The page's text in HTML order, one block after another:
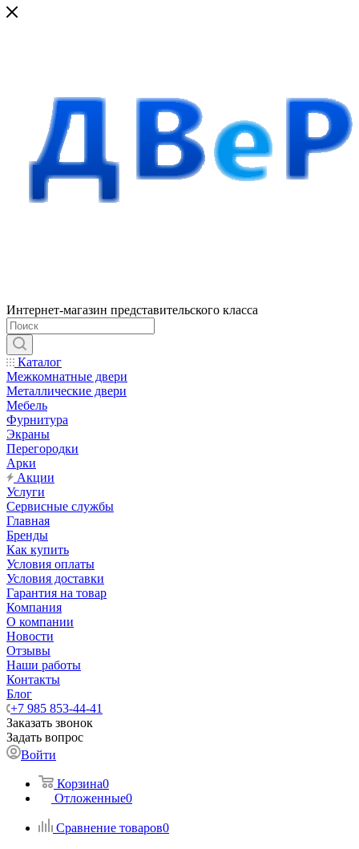
Интернет-магазин представительского класса
Каталог
Межкомнатные двери
Металлические двери
Мебель
Фурнитура
Экраны
Перегородки
Арки
Акции
Услуги
Сервисные службы
Главная
Бренды
Как купить
Условия оплаты
Условия доставки
Гарантия на товар
Компания
О компании
Новости
Отзывы
Наши работы
Контакты
Блог
+7 985 853-44-41
Заказать звонок
Задать вопрос
Войти
Корзина0
Отложенные0
Сравнение товаров0